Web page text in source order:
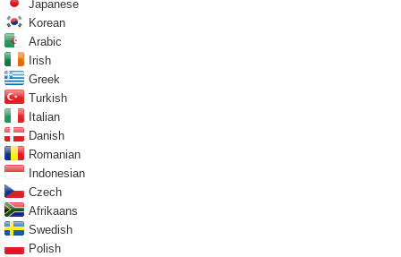
Japanese
Korean
Arabic
Irish
Greek
Turkish
Italian
Danish
Romanian
Indonesian
Czech
Afrikaans
Swedish
Polish